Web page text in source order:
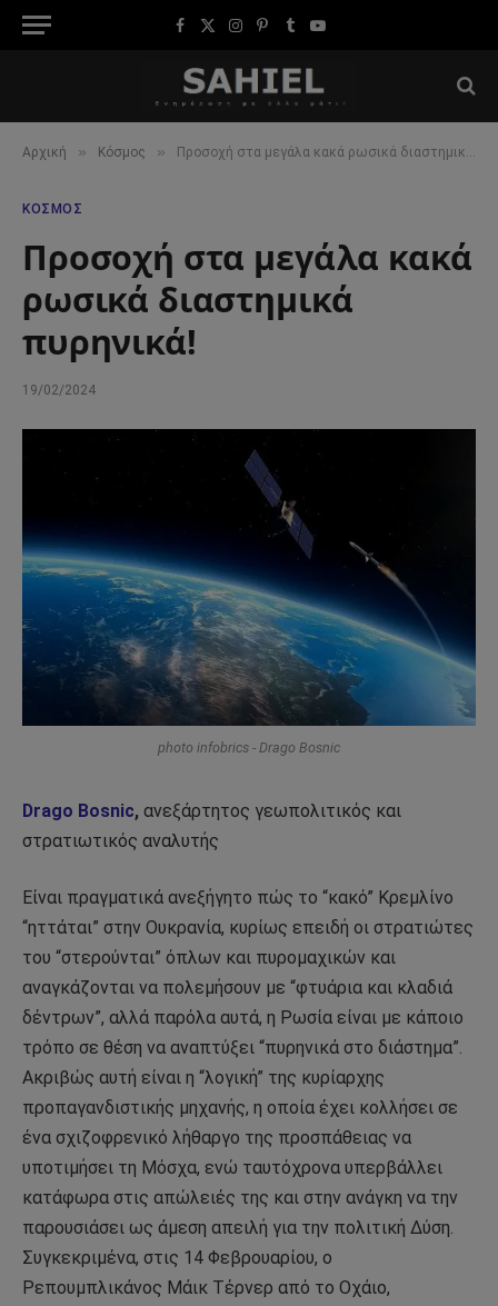
Facebook
X
Instagram
Pinterest
TumblrYouTube
Αρχική » Κόσμος » Προσοχή στα μεγάλα κακά ρωσικά διαστημικά πυρηνικά!
ΚΌΣΜΟΣ
Προσοχή στα μεγάλα κακά
ρωσικά διαστημικά
πυρηνικά!
19/02/2024
photo infobrics - Drago Bosnic
Drago Bosnic, ανεξάρτητος γεωπολιτικός και
στρατιωτικός αναλυτής
Είναι πραγματικά ανεξήγητο πώς το “κακό” Κρεμλίνο
“ηττάται” στην Ουκρανία, κυρίως επειδή οι στρατιώτες
του “στερούνται” όπλων και πυρομαχικών και
αναγκάζονται να πολεμήσουν με “φτυάρια και κλαδιά
δέντρων”, αλλά παρόλα αυτά, η Ρωσία είναι με κάποιο
τρόπο σε θέση να αναπτύξει “πυρηνικά στο διάστημα”.
Ακριβώς αυτή είναι η “λογική” της κυρίαρχης
προπαγανδιστικής μηχανής, η οποία έχει κολλήσει σε
ένα σχιζοφρενικό λήθαργο της προσπάθειας να
υποτιμήσει τη Μόσχα, ενώ ταυτόχρονα υπερβάλλει
κατάφωρα στις απώλειές της και στην ανάγκη να την
παρουσιάσει ως άμεση απειλή για την πολιτική Δύση.
Συγκεκριμένα, στις 14 Φεβρουαρίου, ο
Ρεπουμπλικάνος Μάικ Τέρνερ από το Οχάιο,